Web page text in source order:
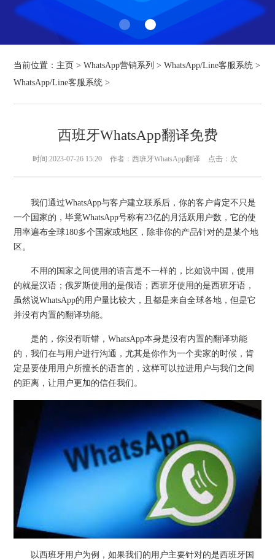
当前位置： 主页 >WhatsApp营销系列 >WhatsApp/Line客服系统 >
WhatsApp/Line客服系统 >
西班牙WhatsApp翻译免费
时间:2023-07-26 15:20 作者：西班牙WhatsApp翻译 点击： 次
我们通过WhatsApp与客户建立联系后，你的客户肯定不只是
一个国家的，毕竟WhatsApp号称有23亿的月活跃用户数，它的使
用率遍布全球180多个国家或地区，除非你的产品针对的是某个地
区。
不用的国家之间使用的语言是不一样的，比如说中国，使用
的就是汉语；俄罗斯使用的是俄语；西班牙使用的是西班牙语，
虽然说WhatsApp的用户量比较大，且都是来自全球各地，但是它
并没有内置的翻译功能。
是的，你没有听错，WhatsApp本身是没有内置的翻译功能
的，我们在与用户进行沟通，尤其是你作为一个卖家的时候，肯
定是要使用用户所擅长的语言的，这样可以拉进用户与我们之间
的距离，让用户更加的信任我们。
以西班牙用户为例，如果我们的用户主要针对的是西班牙国